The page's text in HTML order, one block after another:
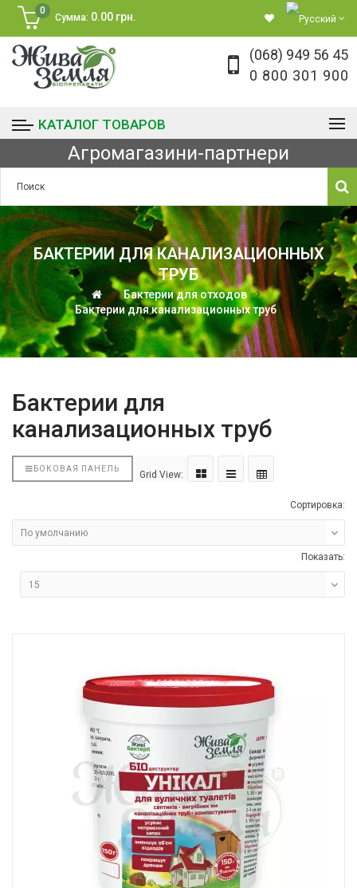
0
Сумма: 0.00 грн.
(068) 949 56 45
0 800 301 900
КАТАЛОГ ТОВАРОВ
Агромагазини-партнери
БАКТЕРИИ ДЛЯ КАНАЛИЗАЦИОННЫХ
ТРУБ
Бактерии для отходов
Бактерии для канализационных труб
Бактерии для
канализационных труб
БОКОВАЯ ПАНЕЛЬ
Grid View:
Сортировка:
Показать: